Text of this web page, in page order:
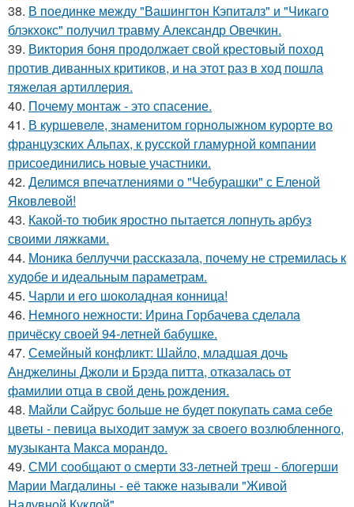
38. В поединке между "Вашингтон Кэпиталз" и "Чикаго
блэкхокс" получил травму Александр Овечкин.
39. Виктория боня продолжает свой крестовый поход
против диванных критиков, и на этот раз в ход пошла
тяжелая артиллерия.
40. Почему монтаж - это спасение.
41. В куршевеле, знаменитом горнолыжном курорте во
французских Альпах, к русской гламурной компании
присоединились новые участники.
42. Делимся впечатлениями о "Чебурашки" с Еленой
Яковлевой!
43. Какой-то тюбик яростно пытается лопнуть арбуз
своими ляжками.
44. Моника беллуччи рассказала, почему не стремилась к
худобе и идеальным параметрам.
45. Чарли и его шоколадная конница!
46. Немного нежности: Ирина Горбачева сделала
причёску своей 94-летней бабушке.
47. Семейный конфликт: Шайло, младшая дочь
Анджелины Джоли и Брэда питта, отказалась от
фамилии отца в свой день рождения.
48. Майли Сайрус больше не будет покупать сама себе
цветы - певица выходит замуж за своего возлюбленного,
музыканта Макса морандо.
49. СМИ сообщают о смерти 33-летней треш - блогерши
Марии Магдалины - её также называли "Живой